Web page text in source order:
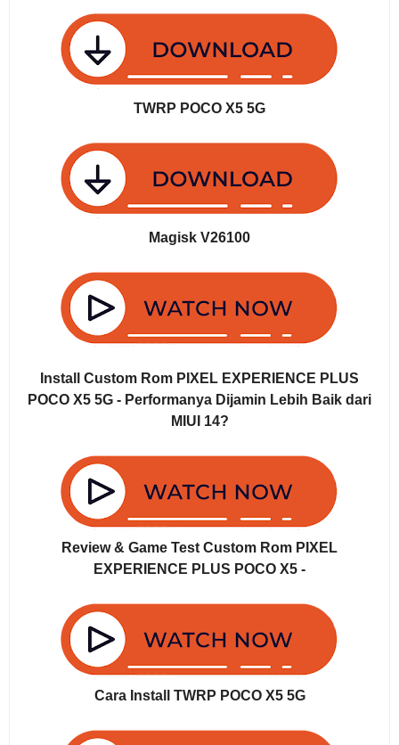
TWRP POCO X5 5G
Magisk V26100
Install Custom Rom PIXEL EXPERIENCE PLUS
POCO X5 5G - Performanya Dijamin Lebih Baik dari
MIUI 14?
Review & Game Test Custom Rom PIXEL
EXPERIENCE PLUS POCO X5 -
Cara Install TWRP POCO X5 5G